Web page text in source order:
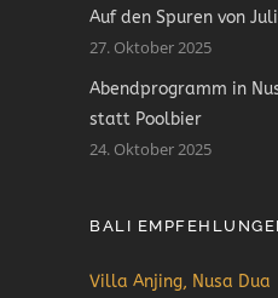
Auf den Spuren von
27. Oktober 2025
Abendprogramm in
statt Poolbier
24. Oktober 2025
BALI
Villa Anjing, Nusa Dua